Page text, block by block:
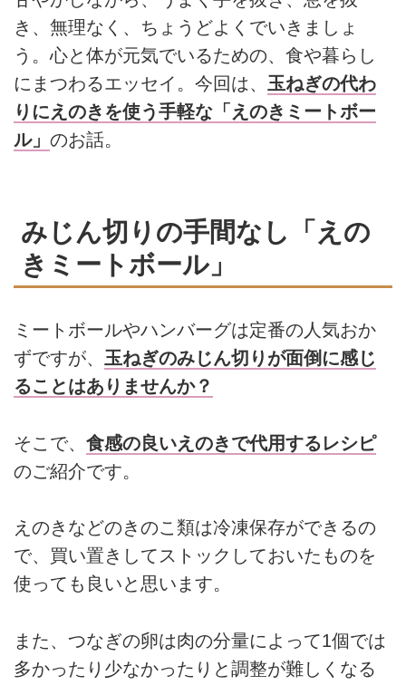
き、無理なく、ちょうどよくでいきましょ
う。心と体が元気でいるための、食や暮らし
にまつわるエッセイ。今回は、 玉ねぎの代わ
りにえのきを使う手軽な「えのきミートボー
ル」 のお話。
みじん切りの手間なし「えの
きミートボール」
ミートボールやハンバーグは定番の人気おか
ずですが、 玉ねぎのみじん切りが面倒に感じ
ることはありませんか？
そこで、 食感の良いえのきで代用するレシピ
のご紹介です。
えのきなどのきのこ類は冷凍保存ができるの
で、買い置きしてストックしておいたものを
使っても良いと思います。
また、つなぎの卵は肉の分量によって1個では
多かったり少なかったりと調整が難しくなる